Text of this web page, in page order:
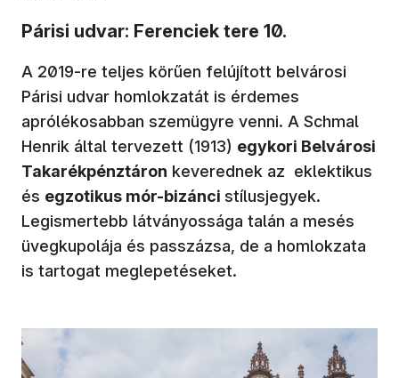
Párisi udvar: Ferenciek tere 10.
A 2019-re teljes körűen felújított belvárosi
Párisi udvar homlokzatát is érdemes
aprólékosabban szemügyre venni. A Schmal
Henrik által tervezett (1913) egykori Belvárosi
Takarékpénztáron keverednek az eklektikus
és egzotikus mór-bizánci stílusjegyek.
Legismertebb látványossága talán a mesés
üvegkupolája és passzázsa, de a homlokzata
is tartogat meglepetéseket.